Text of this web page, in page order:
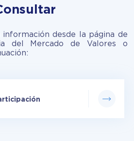
información desde la página de
del Mercado de Valores o